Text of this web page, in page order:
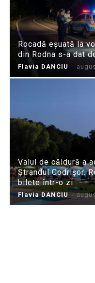
Rocadă eșuată la
din Rodna s-a dat
Flavia DANCIU -
Valul de căldură a
Ștrandul Codrișor.
bilete într-o zi
Flavia DANCIU -